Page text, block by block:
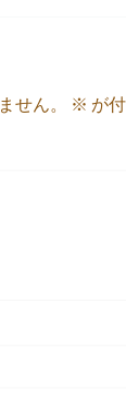
せん。 ※ が